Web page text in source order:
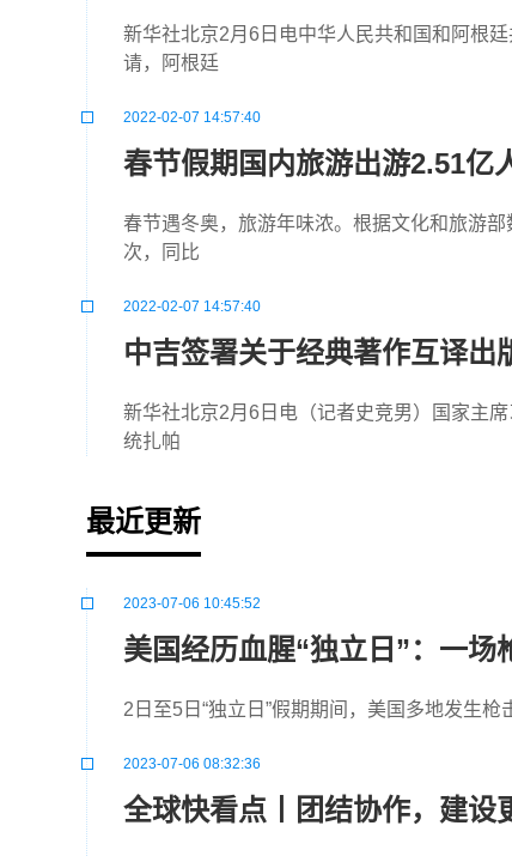
新华社北京2月6日电中华人民共和国和阿根
请，阿根廷
2022-02-07 14:57:40
春节假期国内旅游出游2.51亿
春节遇冬奥，旅游年味浓。根据文化和旅游
次，同比
2022-02-07 14:57:40
中吉签署关于经典著作互译
新华社北京2月6日电（记者史竞男）国家主
统扎帕
最近更新
2023-07-06 10:45:52
美国经历血腥“独立日”：一场
2日至5日“独立日”假期期间，美国多地发生枪
2023-07-06 08:32:36
全球快看点丨团结协作，建设